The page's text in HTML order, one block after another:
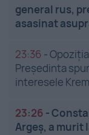
general rus,
asasinat
23:36 -
Președinta
interesele
23:26 -
Argeș, a murit